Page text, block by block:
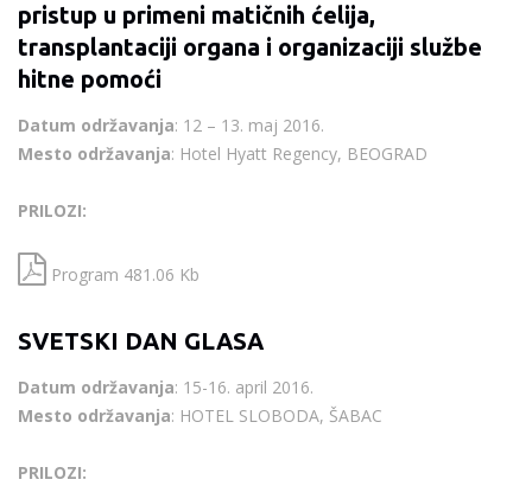
pristup u primeni matičnih ćelija,
transplantaciji organa i organizaciji službe
hitne pomoći
Datum održavanja: 12 – 13. maj 2016.
Mesto održavanja: Hotel Hyatt Regency, BEOGRAD
PRILOZI:
Program 481.06 Kb
SVETSKI DAN GLASA
Datum održavanja: 15-16. april 2016.
Mesto održavanja: HOTEL SLOBODA, ŠABAC
PRILOZI: